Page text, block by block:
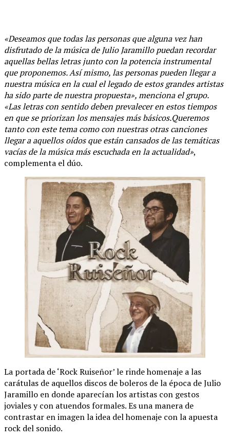
«Deseamos que todas las personas que alguna vez han
disfrutado de la música de Julio Jaramillo puedan recordar
aquellas bellas letras junto con la potencia instrumental
que proponemos. Así mismo, las personas pueden llegar a
nuestra música en la cual el legado de estos grandes artistas
ha sido parte de nuestra propuesta», menciona el grupo.
«Las letras con sentido deben prevalecer en estos tiempos
en que se priorizan los mensajes más básicos.Queremos
tanto con este tema como con nuestras otras canciones
llegar a aquellos oídos que están cansados de las temáticas
vacías de la música más escuchada en la actualidad»,
complementa el dúo.
La portada de ‘Rock Ruiseñor’ le rinde homenaje a las
carátulas de aquellos discos de boleros de la época de Julio
Jaramillo en donde aparecían los artistas con gestos
joviales y con atuendos formales. Es una manera de
contrastar en imagen la idea del homenaje con la apuesta
rock del sonido.